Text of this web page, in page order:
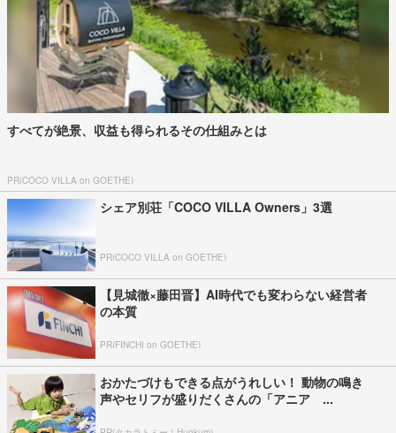
すべてが絶景、収益も得られるその仕組みとは
PR(COCO VILLA on GOETHE)
シェア別荘「COCO VILLA Owners」3選
PR(COCO VILLA on GOETHE)
【見城徹×藤田晋】AI時代でも変わらない経営者
の本質
PR(FINCHI on GOETHE)
おかたづけもできる点がうれしい！ 動物の鳴き
声やセリフが盛りだくさんの「アニア ...